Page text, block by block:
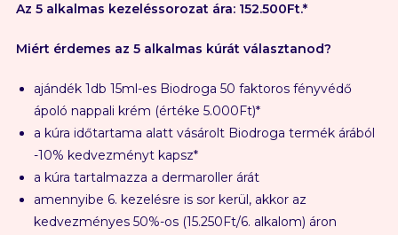
Az 5 alkalmas kezeléssorozat ára: 152.500Ft.*
Miért érdemes az 5 alkalmas kúrát választanod?
ajándék 1db 15ml-es Biodroga 50 faktoros fényvédő
ápoló nappali krém (értéke 5.000Ft)*
a kúra időtartama alatt vásárolt Biodroga termék árából
-10% kedvezményt kapsz*
a kúra tartalmazza a dermaroller árát
amennyibe 6. kezelésre is sor kerül, akkor az
kedvezményes 50%-os (15.250Ft/6. alkalom) áron